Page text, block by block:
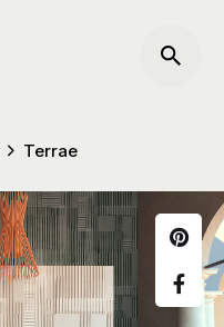
Terrae